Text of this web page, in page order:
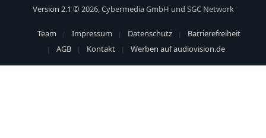
Version 2.1 © 2026, Cybermedia GmbH und SGC Network
Team Impressum Datenschutz
Barrierefreiheit
AGB
Kontakt Werben auf audiovision.de